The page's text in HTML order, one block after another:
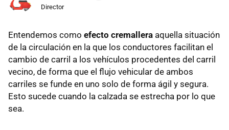
Director
Entendemos como efecto cremallera aquella situación
de la circulación en la que los conductores facilitan el
cambio de carril a los vehículos procedentes del carril
vecino, de forma que el flujo vehicular de ambos
carriles se funde en uno solo de forma ágil y segura.
Esto sucede cuando la calzada se estrecha por lo que
sea.